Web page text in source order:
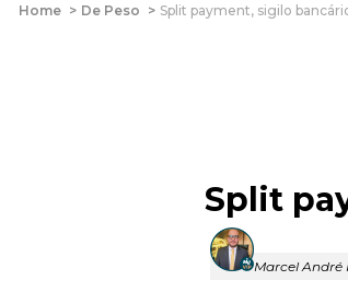
Home > De Peso > Split payment, sigilo
Split
Marcel André